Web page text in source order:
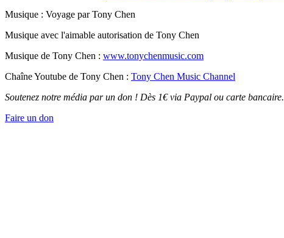
Musique : Voyage par Tony Chen
Musique avec l'aimable autorisation de Tony Chen
Musique de Tony Chen : www.tonychenmusic.com
Chaîne Youtube de Tony Chen : Tony Chen Music Channel
Soutenez notre média par un don ! Dès 1€ via Paypal ou carte bancaire.
Faire un don